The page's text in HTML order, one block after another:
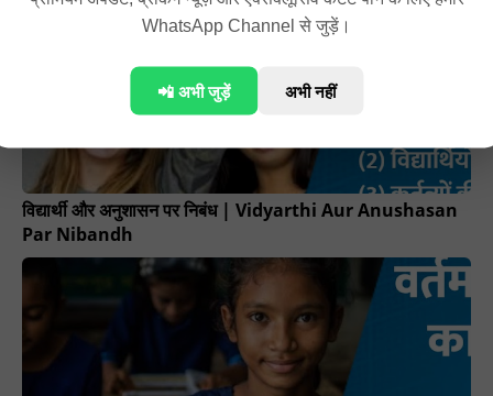
WhatsApp Channel से जुड़ें।
📲 अभी जुड़ें अभी नहीं
विद्यार्थी और अनुशासन पर निबंध | Vidyarthi Aur Anushasan
Par Nibandh